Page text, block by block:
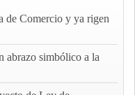
de Comercio y ya rigen
abrazo simbólico a la